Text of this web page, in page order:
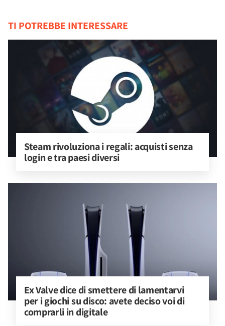
TI POTREBBE INTERESSARE
Steam rivoluziona i regali: acquisti senza
login e tra paesi diversi
Ex Valve dice di smettere di lamentarvi
per i giochi su disco: avete deciso voi di
comprarli in digitale